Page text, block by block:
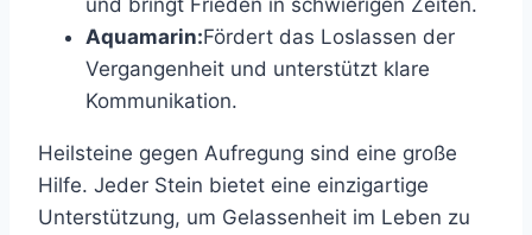
Aquamarin:Fördert das Loslassen der
Vergangenheit und unterstützt klare
Kommunikation.
Heilsteine gegen Aufregung sind eine große
Hilfe. Jeder Stein bietet eine einzigartige
Unterstützung, um Gelassenheit im Leben zu